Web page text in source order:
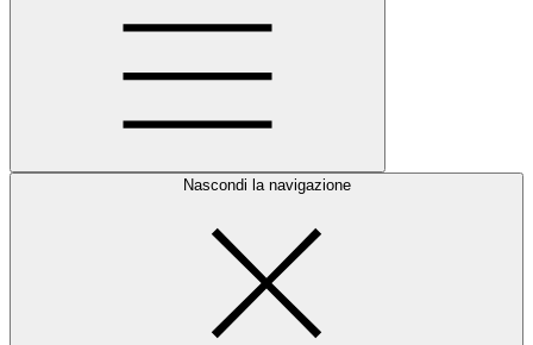
Nascondi la navigazione